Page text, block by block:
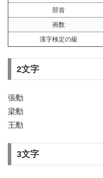
部首
画数
漢字検定の級
2文字
張勳
梁勳
王勳
3文字